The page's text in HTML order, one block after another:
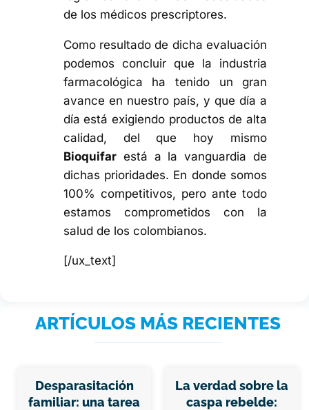
de los médicos prescriptores.
Como resultado de dicha evaluación
podemos concluir que la industria
farmacológica ha tenido un gran
avance en nuestro país, y que día a
día está exigiendo productos de alta
calidad, del que hoy mismo
Bioquifarestá a la vanguardia de
dichas prioridades. En donde somos
100% competitivos, pero ante todo
estamos comprometidos con la
salud de los colombianos.
[/ux_text]
ARTÍCULOS MÁS RECIENTES
Desparasitación
familiar: una tarea
La verdad sobre la
caspa rebelde: